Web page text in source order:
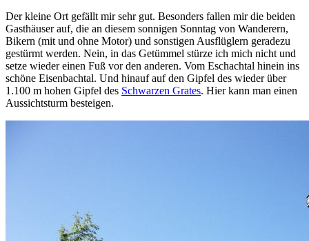
Der kleine Ort gefällt mir sehr gut. Besonders fallen mir die beiden
Gasthäuser auf, die an diesem sonnigen Sonntag von Wanderern,
Bikern (mit und ohne Motor) und sonstigen Ausflüglern geradezu
gestürmt werden. Nein, in das Getümmel stürze ich mich nicht und
setze wieder einen Fuß vor den anderen. Vom Eschachtal hinein ins
schöne Eisenbachtal. Und hinauf auf den Gipfel des wieder über
1.100 m hohen Gipfel des Schwarzen Grates. Hier kann man einen
Aussichtsturm besteigen.